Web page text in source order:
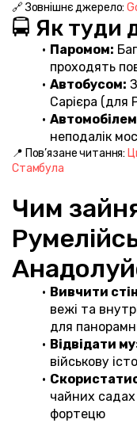
🔗 Зовнішнє джерело:
🚍 Як туди
Паромом:
проходять
Автобусом:
Сарієра (для
неподалік
📍 Пов’язане читання:
Стамбула
Чим
Вивчити
вежі та
для
Відвідати
військову
чайних
фортецю